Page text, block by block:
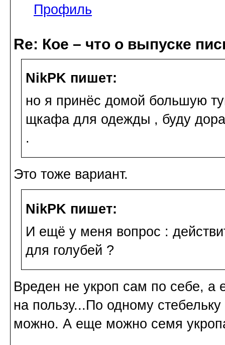
Профиль
Re: Кое – что о выпуске
NikPK пишет:
но я принёс домой большую
щкафа для одежды , буду
.
Это тоже вариант.
NikPK пишет:
И ещё у меня вопрос :
для голубей ?
Вреден не укроп сам по себе, а
на пользу...По одному
можно. А еще можно семя